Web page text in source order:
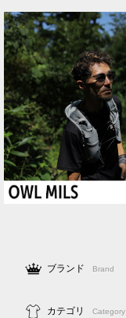
ブランド Brand
カテゴリ Category